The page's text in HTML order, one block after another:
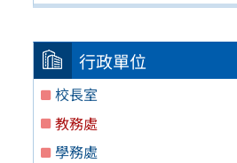
行政單位
校長室
教務處
學務處